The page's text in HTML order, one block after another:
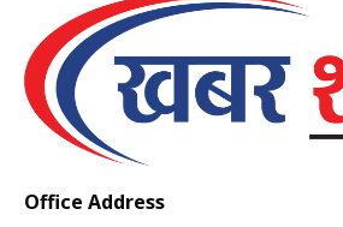
Office Address